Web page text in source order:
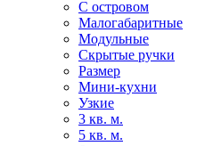
С островом
Малогабаритные
Модульные
Скрытые ручки
Размер
Мини-кухни
Узкие
3 кв. м.
5 кв. м.